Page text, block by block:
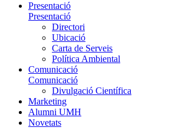
Presentació
Presentació
Directori
Ubicació
Carta de Serveis
Política Ambiental
Comunicació
Comunicació
Divulgació Científica
Marketing
Alumni UMH
Novetats